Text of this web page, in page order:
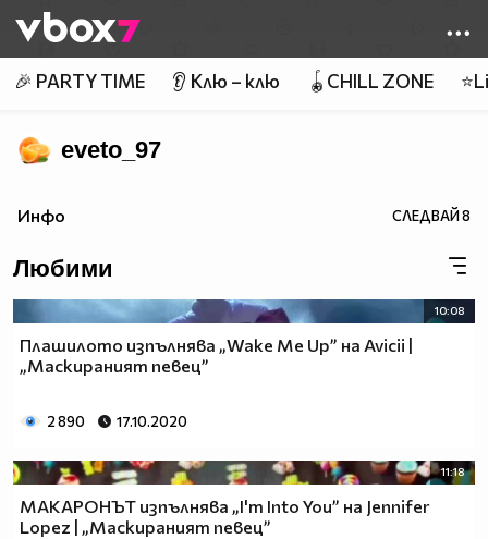
👾
🎉 PARTY TIME 👂 Клю – клю 🪀CHILL ZONE
eveto_97
Инфо СЛЕДВАЙ8
Любими
10:08
Плашилото изпълнява „Wake Me Up” на Avicii |
„Маскираният певец”
2 890 17.10.2020
11:18
МАКАРОНЪТ изпълнява „I'm Into You” на Jennifer
Lopez | „Маскираният певец”